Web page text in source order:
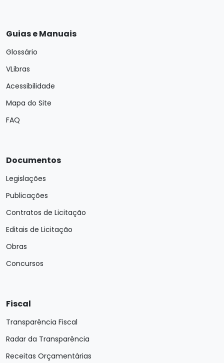
Guias e Manuais
Glossário
VLibras
Acessibilidade
Mapa do Site
FAQ
Documentos
Legislações
Publicações
Contratos de Licitação
Editais de Licitação
Obras
Concursos
Fiscal
Transparência Fiscal
Radar da Transparência
Receitas Orçamentárias